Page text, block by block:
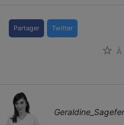
Partager Twitter